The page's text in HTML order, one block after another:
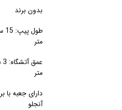
بدون برند
متر
متر
دارای جعبه با
آنجلو